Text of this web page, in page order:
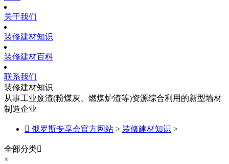
关于我们
装修建材知识
装修建材百科
联系我们
装修建材知识
从事工业废渣(粉煤灰、燃煤炉渣等)资源综合利用的新型墙材
制造企业
 俄罗斯专享会官方网站 > 装修建材知识 >
全部分类
×